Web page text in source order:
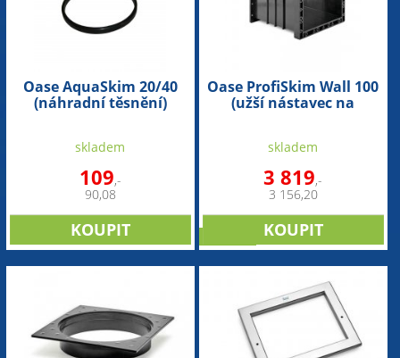
Oase AquaSkim 20/40
(náhradní těsnění)
skladem
109,-
90,08
Oase ProfiSkim Wall 100
(užší nástavec na
skladem
3 819,-
3 156,20